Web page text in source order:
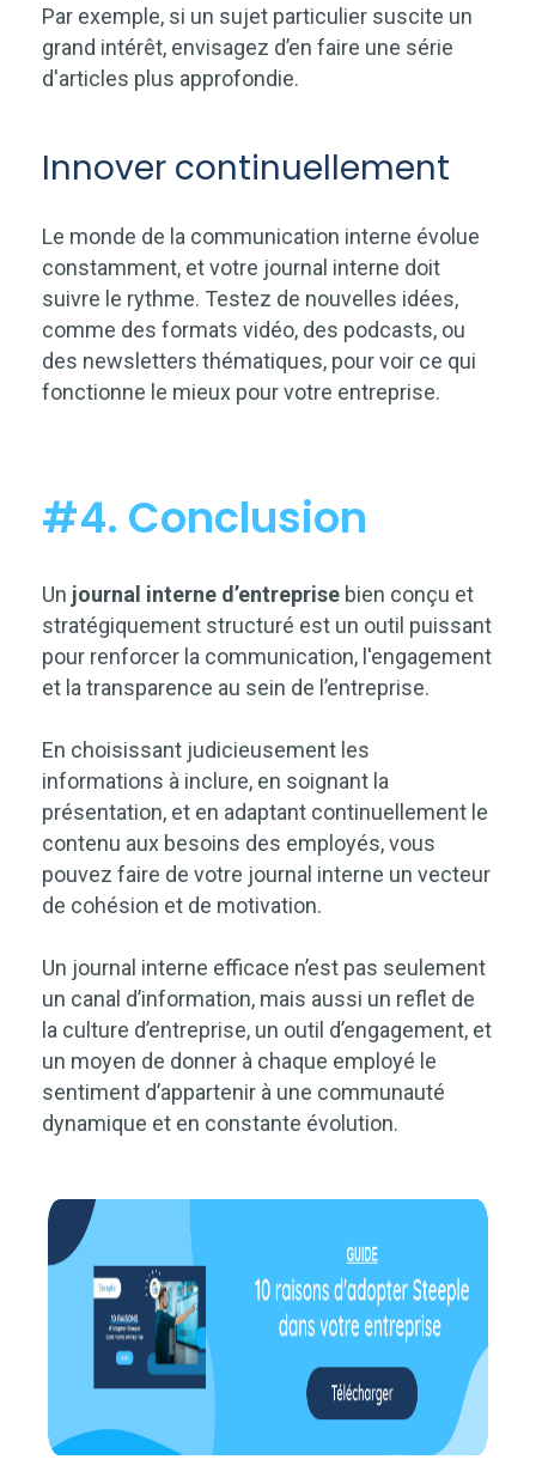
Par exemple, si un sujet particulier suscite un
grand intérêt, envisagez d’en faire une série
d'articles plus approfondie.
Innover continuellement
Le monde de la communication interne évolue
constamment, et votre journal interne doit
suivre le rythme. Testez de nouvelles idées,
comme des formats vidéo, des podcasts, ou
des newsletters thématiques, pour voir ce qui
fonctionne le mieux pour votre entreprise.
#4. Conclusion
Un journal interne d’entreprise bien conçu et
stratégiquement structuré est un outil puissant
pour renforcer la communication, l'engagement
et la transparence au sein de l’entreprise.
En choisissant judicieusement les
informations à inclure, en soignant la
présentation, et en adaptant continuellement le
contenu aux besoins des employés, vous
pouvez faire de votre journal interne un vecteur
de cohésion et de motivation.
Un journal interne efficace n’est pas seulement
un canal d’information, mais aussi un reflet de
la culture d’entreprise, un outil d’engagement, et
un moyen de donner à chaque employé le
sentiment d’appartenir à une communauté
dynamique et en constante évolution.